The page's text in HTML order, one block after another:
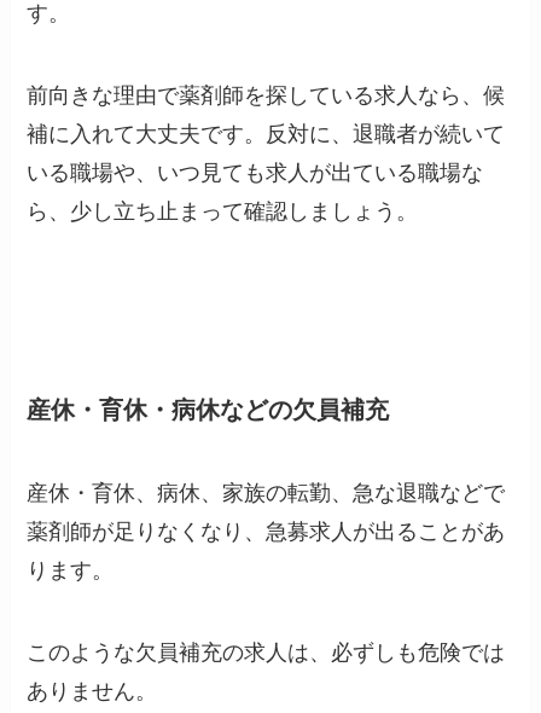
す。
前向きな理由で薬剤師を探している求人なら、候
補に入れて大丈夫です。反対に、退職者が続いて
いる職場や、いつ見ても求人が出ている職場な
ら、少し立ち止まって確認しましょう。
産休・育休・病休などの欠員補充
産休・育休、病休、家族の転勤、急な退職などで
薬剤師が足りなくなり、急募求人が出ることがあ
ります。
このような欠員補充の求人は、必ずしも危険では
ありません。